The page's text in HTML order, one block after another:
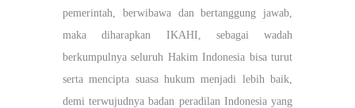
pemerintah, berwibawa dan bertanggung jawab,
maka diharapkan IKAHI, sebagai wadah
berkumpulnya seluruh Hakim Indonesia bisa turut
serta mencipta suasa hukum menjadi lebih baik,
demi terwujudnya badan peradilan Indonesia yang